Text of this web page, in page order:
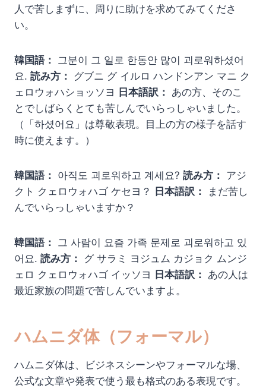
人で苦しまずに、周りに助けを求めてみてくださ
い。
韓国語： 그분이 그 일로 한동안 많이 괴로워하셨어
요. 読み方：
グブニ グ イルロ ハンドンアン マニ ク
ェロウォハショッソヨ 日本語訳： あの方、そのこ
とでしばらくとても苦しんでいらっしゃいました。
（「하셨어요」は尊敬表現。目上の方の様子を話す
時に使えます。）
韓国語： 아직도 괴로워하고 계세요? 読み方： アジ
クト クェロウォハゴ ケセヨ？
日本語訳：
まだ苦し
んでいらっしゃいますか？
韓国語： 그 사람이 요즘 가족 문제로 괴로워하고 있
어요. 読み方：
グ サラミ ヨジュム カジョク ムンジ
ェロ クェロウォハゴ イッソヨ 日本語訳： あの人は
最近家族の問題で苦しんでいますよ。
ハムニダ体（フォーマル）
ハムニダ体は、ビジネスシーンやフォーマルな場、
公式な文章や発表で使う最も格式のある表現です。